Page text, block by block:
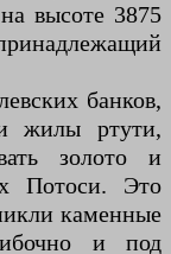
высоте 3875
банков,
жилы ртути,
золото и
Потоси. Это
каменные
и под